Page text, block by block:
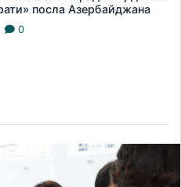
посла Азербайджана
0